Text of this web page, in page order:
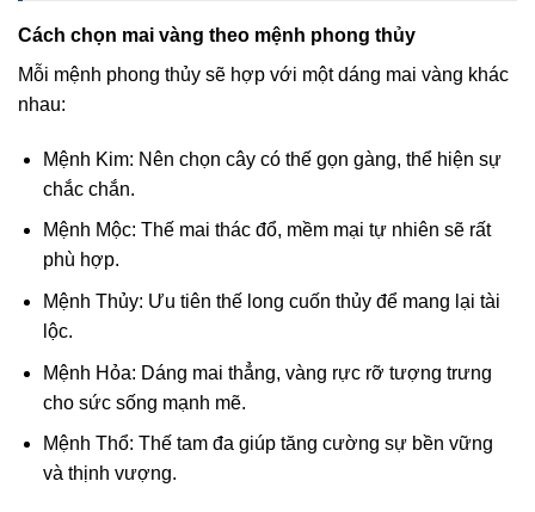
Cách chọn mai vàng theo mệnh phong thủy
Mỗi mệnh phong thủy sẽ hợp với một dáng mai vàng khác
nhau:
Mệnh Kim: Nên chọn cây có thế gọn gàng, thể hiện sự
chắc chắn.
Mệnh Mộc: Thế mai thác đổ, mềm mại tự nhiên sẽ rất
phù hợp.
Mệnh Thủy: Ưu tiên thế long cuốn thủy để mang lại tài
lộc.
Mệnh Hỏa: Dáng mai thẳng, vàng rực rỡ tượng trưng
cho sức sống mạnh mẽ.
Mệnh Thổ: Thế tam đa giúp tăng cường sự bền vững
và thịnh vượng.